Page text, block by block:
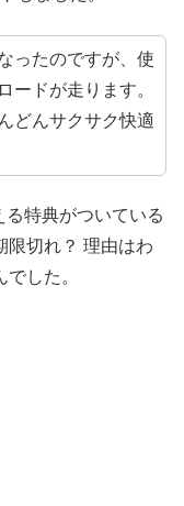
ったのですが、使
ードが走ります。
どんサクサク快適
特典がついている
限切れ？ 理由はわ
した。